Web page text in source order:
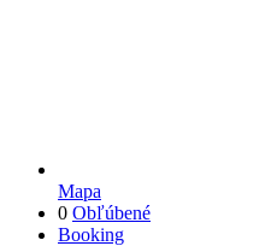
Mapa
0 Obľúbené
Booking